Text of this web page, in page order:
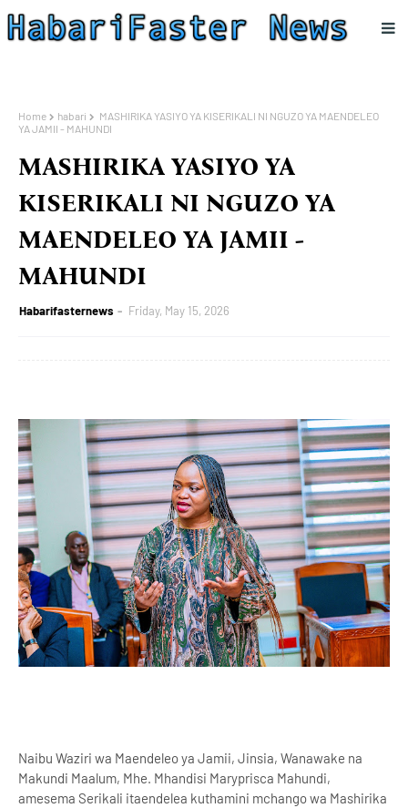
Home habari
MASHIRIKA YASIYO YA KISERIKALI NI NGUZO YA MAENDELEO
YA JAMII - MAHUNDI
MASHIRIKA YASIYO YA
KISERIKALI NI NGUZO YA
MAENDELEO YA JAMII -
MAHUNDI
Habarifasternews Friday, May 15, 2026
Naibu Waziri wa Maendeleo ya Jamii, Jinsia, Wanawake na
Makundi Maalum, Mhe. Mhandisi Maryprisca Mahundi,
amesema Serikali itaendelea kuthamini mchango wa Mashirika